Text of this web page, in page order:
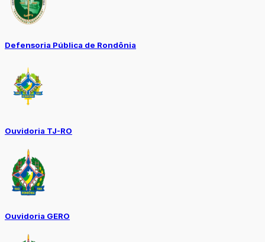
Defensoria Pública de Rondônia
Ouvidoria TJ-RO
Ouvidoria GERO